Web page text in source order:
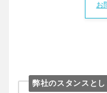
お
弊社のスタンスとし